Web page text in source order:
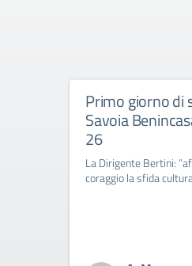
Primo giorno di
Savoia
26
La Dirigente Bertini:
coraggio la sfida